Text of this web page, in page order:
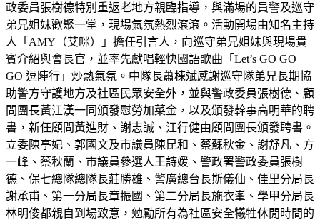
政委員張樹德特別重返老地方親臨指導，與滿場的員警及巡守
弟兄姐妹歡聚一堂，現場氣氛熱烈滾滾。活動開場由知名主持
人「AMY（艾咪）」擔任引言人，向巡守弟兄姐妹與現場貴
賓介紹與會長官，並率先獻唱輕快國語歌曲「Let’s GO GO
GO 逗陣行」炒熱氣氛。中隊長蕭棟斌感謝巡守隊弟兄長期協
助警方守護地方及社區民眾安全外，並與警政委員張樹德、顧
問團長黃江漢一同頒發慰勞加菜金，以及頒發幹事高明華的聘
書，新任顧問黃進財、謝志誠、江行健由顧問團長頒發聘書。
立委陳亭妃、郭國文及市議員陳昆和、蔡蘇秋金、謝舒凡、方
一峰、蔡秋蘭、市議員參選人王詩媛、警政署警政委員張樹
德、保七總隊總隊長莊勝雄、警廣總台長斯儀仙、佳里分局長
謝承甫、第一分局長章振國、第二分局長施衣峯、學甲分局長
林明俊都親自到場致意，勉勵所有為社區安全犧牲休閒時間的